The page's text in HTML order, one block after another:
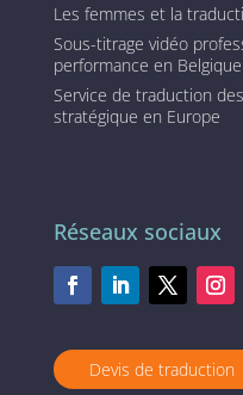
Les femmes et la
Sous-titrage vidéo
performance en Belgique
Service de traduction
stratégique en Europe
Réseaux sociaux
Devis de traduction